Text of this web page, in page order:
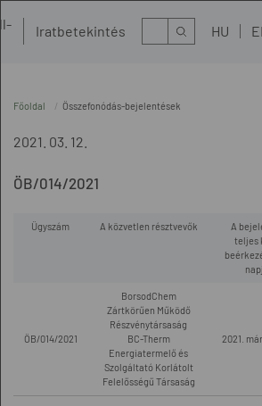
Iratbetekintés Kereső HU
Főoldal Összefonódás-bejelentések
2021. 03. 12.
ÖB/014/2021
Ügyszám A közvetlen résztvevők
A
teljes
ÖB/014/2021
BorsodChem
Zártkörűen Működő
Részvénytársaság
BC-Therm
Energiatermelő és
Szolgáltató Korlátolt
Felelősségű Társaság
2021.